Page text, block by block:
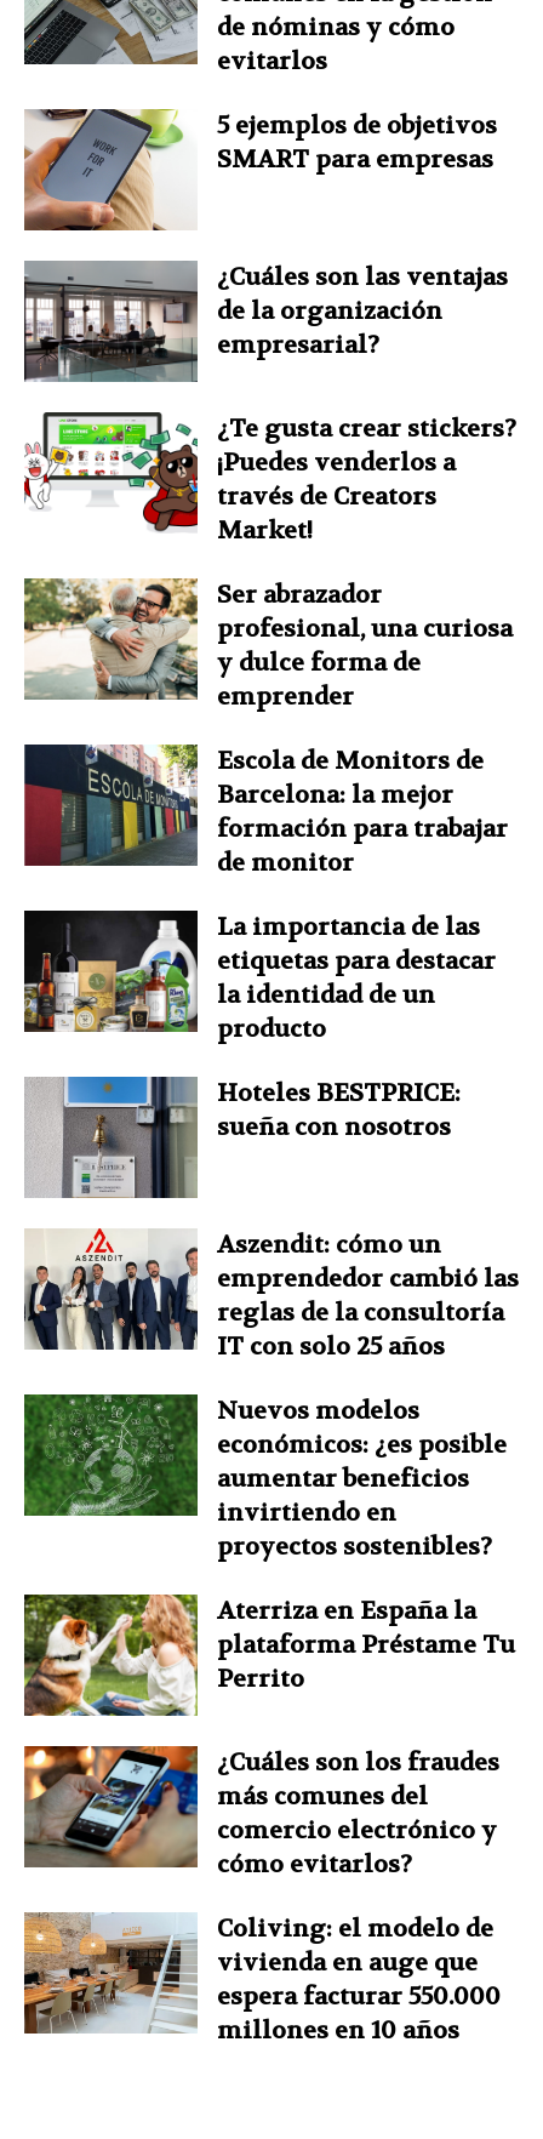
de nóminas y cómo
evitarlos
5 ejemplos de objetivos
SMART para empresas
¿Cuáles son las ventajas
de la organización
empresarial?
¿Te gusta crear stickers?
¡Puedes venderlos a
través de Creators
Market!
Ser abrazador
profesional, una curiosa
y dulce forma de
emprender
Escola de Monitors de
Barcelona: la mejor
formación para trabajar
de monitor
La importancia de las
etiquetas para destacar
la identidad de un
producto
Hoteles BESTPRICE:
sueña con nosotros
Aszendit: cómo un
emprendedor cambió las
reglas de la consultoría
IT con solo 25 años
Nuevos modelos
económicos: ¿es posible
aumentar beneficios
invirtiendo en
proyectos sostenibles?
Aterriza en España la
plataforma Préstame Tu
Perrito
¿Cuáles son los fraudes
más comunes del
comercio electrónico y
cómo evitarlos?
Coliving: el modelo de
vivienda en auge que
espera facturar 550.000
millones en 10 años